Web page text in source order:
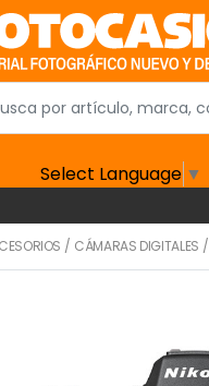
Select Language ▼
/ CÁMARAS DIGITALES /